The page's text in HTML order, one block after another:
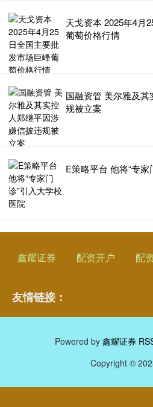
天戈资本 2025年4月
葡萄价格行情
国融资管 美尔雅及
规被立案
E策略平台 他将“专
鑫耀证券 配资开户 配
友情链接：
Powered by 鑫耀证券
Copyright ©